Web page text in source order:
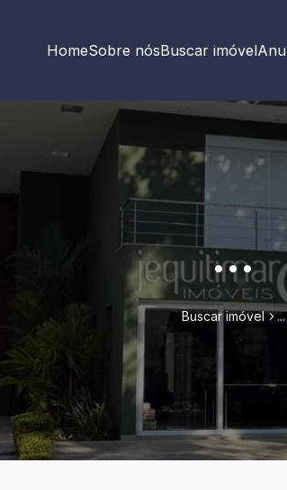
HomeSobre nósBuscar imóvel
...
Buscar imóvel ...